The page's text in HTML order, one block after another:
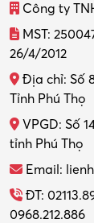
Công ty
MST:
26/4/2012
Địa chỉ: Số
Tỉnh Phú Thọ
VPGD: Số
tỉnh Phú Thọ
Email:
ĐT:
0968.212.886